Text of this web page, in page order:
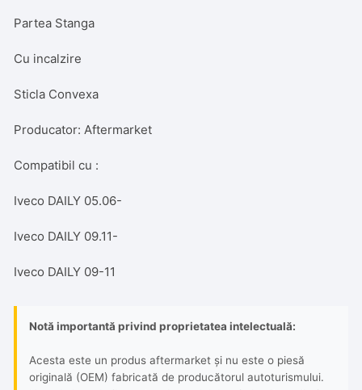
Partea Stanga
Cu incalzire
Sticla Convexa
Producator: Aftermarket
Compatibil cu :
Iveco DAILY 05.06-
Iveco DAILY 09.11-
Iveco DAILY 09-11
Notă importantă privind proprietatea intelectuală:
Acesta este un produs aftermarket și nu este o piesă
originală (OEM) fabricată de producătorul autoturismului.